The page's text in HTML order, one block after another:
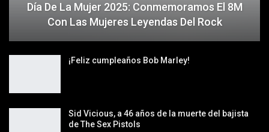
Día De La Mujer 2025: Conmemoramos El 8M
Con Las Mujeres Leyendas Del Rock
¡Feliz cumpleaños Bob Marley!
Sid Vicious, a 46 años de la muerte del bajista
de The Sex Pistols